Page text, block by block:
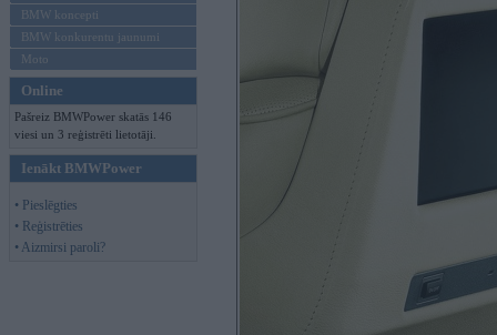
BMW koncepti
BMW konkurentu jaunumi
Moto
Online
Pašreiz BMWPower skatās 146
viesi un 3 reģistrēti lietotāji.
Ienākt BMWPower
• Pieslēgties
• Reģistrēties
• Aizmirsi paroli?